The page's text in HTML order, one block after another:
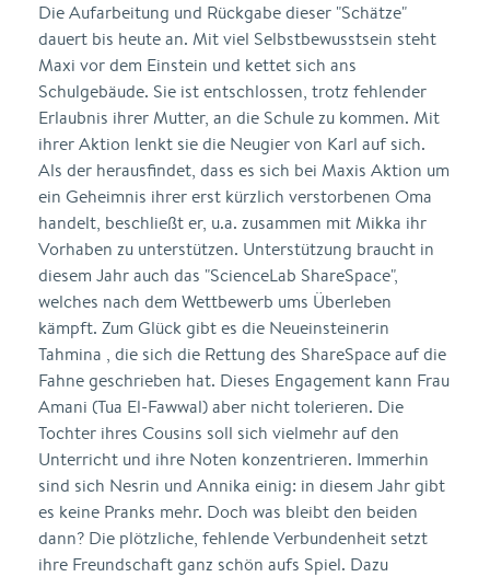
Die Aufarbeitung und Rückgabe dieser "Schätze"
dauert bis heute an. Mit viel Selbstbewusstsein steht
Maxi vor dem Einstein und kettet sich ans
Schulgebäude. Sie ist entschlossen, trotz fehlender
Erlaubnis ihrer Mutter, an die Schule zu kommen. Mit
ihrer Aktion lenkt sie die Neugier von Karl auf sich.
Als der herausfindet, dass es sich bei Maxis Aktion um
ein Geheimnis ihrer erst kürzlich verstorbenen Oma
handelt, beschließt er, u.a. zusammen mit Mikka ihr
Vorhaben zu unterstützen. Unterstützung braucht in
diesem Jahr auch das "ScienceLab ShareSpace",
welches nach dem Wettbewerb ums Überleben
kämpft. Zum Glück gibt es die Neueinsteinerin
Tahmina , die sich die Rettung des ShareSpace auf die
Fahne geschrieben hat. Dieses Engagement kann Frau
Amani (Tua El-Fawwal) aber nicht tolerieren. Die
Tochter ihres Cousins soll sich vielmehr auf den
Unterricht und ihre Noten konzentrieren. Immerhin
sind sich Nesrin und Annika einig: in diesem Jahr gibt
es keine Pranks mehr. Doch was bleibt den beiden
dann? Die plötzliche, fehlende Verbundenheit setzt
ihre Freundschaft ganz schön aufs Spiel. Dazu